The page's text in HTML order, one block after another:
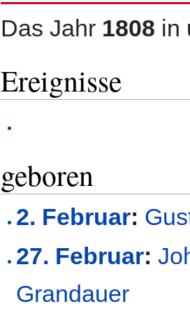
Das Jahr 1808 in
Ereignisse
geboren
2. Februar:
27. Februar:
Grandauer